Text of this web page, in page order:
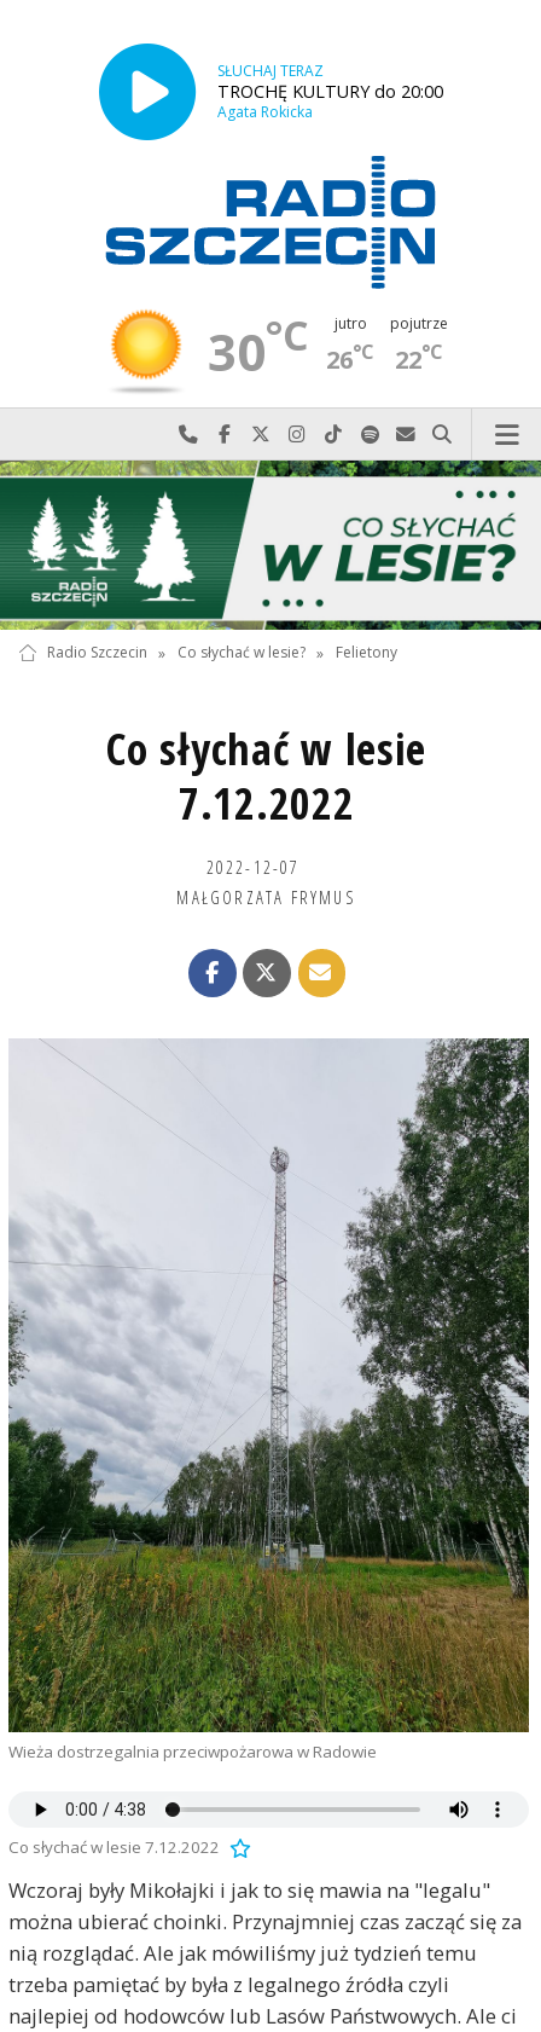
SŁUCHAJ TERAZ
TROCHĘ KULTURY do 20:00
Agata Rokicka
30°C jutro
26°C
pojutrze
22°C
Najlepiej po prostu do nas zadzwoń
Odwiedź nas na Facebook-u
Odwiedź nas na X
Odwiedź nas na Instagram-ie
Odwiedź nas na TikTok-u
Szukaj nas na Spotify
Wyślij do nas
Szukaj
Radio Szczecin » Co słychać w lesie? » Felietony
Co słychać w lesie
7.12.2022
2022-12-07
MAŁGORZATA FRYMUS
Wieża dostrzegalnia przeciwpożarowa w Radowie
Co słychać w lesie 7.12.2022
Wczoraj były Mikołajki i jak to się mawia na "legalu"
można ubierać choinki. Przynajmniej czas zacząć się za
nią rozglądać. Ale jak mówiliśmy już tydzień temu
trzeba pamiętać by była z legalnego źródła czyli
najlepiej od hodowców lub Lasów Państwowych. Ale ci